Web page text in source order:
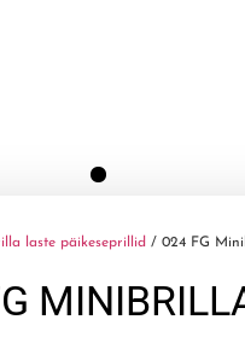
laste päikeseprillid / 024 FG